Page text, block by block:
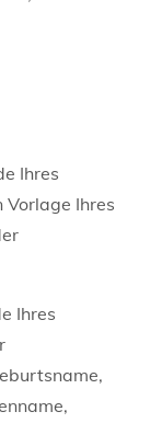
Ihres
Ihres
Ihres